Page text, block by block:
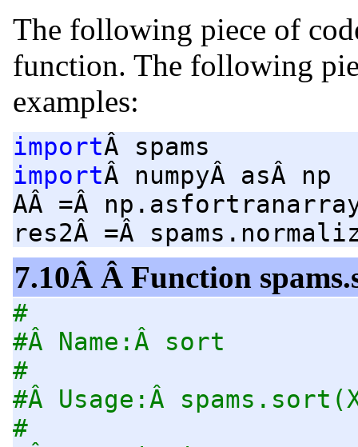
The following piece of
function. The following
examples:
importÂ spams
importÂ numpyÂ asÂ np
AÂ =Â
res2Â =Â
7.10Â Â Function
#
#Â Name:Â sort
#
#Â Usage:Â
#